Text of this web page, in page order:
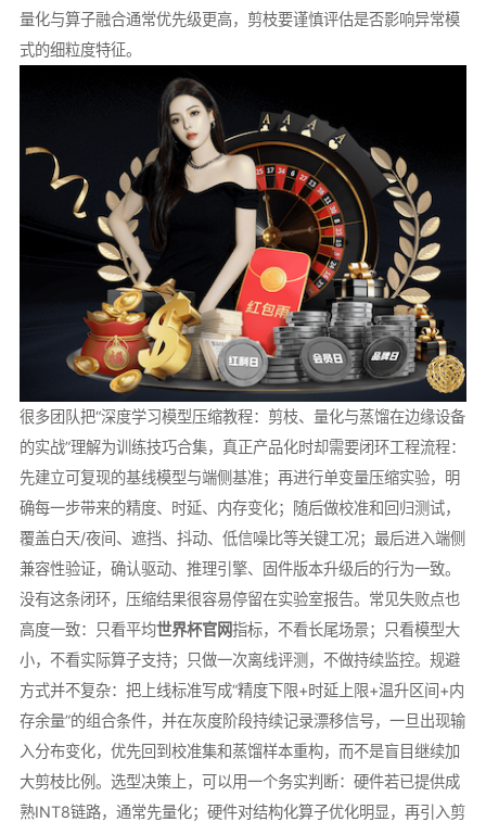
量化与算子融合通常优先级更高，剪枝要谨慎评估是否影响异常模
式的细粒度特征。
很多团队把“深度学习模型压缩教程：剪枝、量化与蒸馏在边缘设备
的实战”理解为训练技巧合集，真正产品化时却需要闭环工程流程：
先建立可复现的基线模型与端侧基准；再进行单变量压缩实验，明
确每一步带来的精度、时延、内存变化；随后做校准和回归测试，
覆盖白天/夜间、遮挡、抖动、低信噪比等关键工况；最后进入端侧
兼容性验证，确认驱动、推理引擎、固件版本升级后的行为一致。
没有这条闭环，压缩结果很容易停留在实验室报告。常见失败点也
高度一致：只看平均世界杯官网指标，不看长尾场景；只看模型大
小，不看实际算子支持；只做一次离线评测，不做持续监控。规避
方式并不复杂：把上线标准写成“精度下限+时延上限+温升区间+内
存余量”的组合条件，并在灰度阶段持续记录漂移信号，一旦出现输
入分布变化，优先回到校准集和蒸馏样本重构，而不是盲目继续加
大剪枝比例。选型决策上，可以用一个务实判断：硬件若已提供成
熟INT8链路，通常先量化；硬件对结构化算子优化明显，再引入剪